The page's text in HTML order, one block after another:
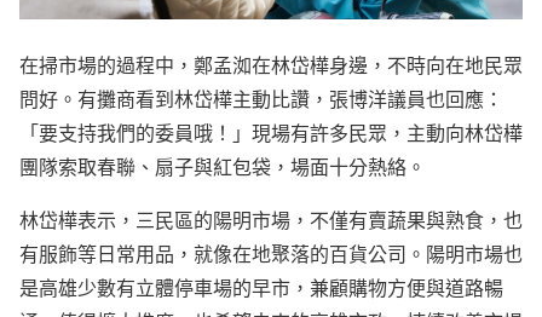
在掃市場的過程中，鄭孟洳在林岱樺身邊，不時向在地民眾
問好。有攤商看到林岱樺主動比讚，張博洋議員也回應：
「要支持我們的委員哦！」現場有許多民眾，主動向林岱樺
團隊索取春聯、扇子與紅包袋，場面十分熱絡。
林岱樺表示，三民區的陽明市場，不僅有賣蔬果與熟食，也
有服飾等日常用品，就像在地聚落的百貨公司。陽明市場也
是高雄少數有立體停車場的早市，兼顧購物方便與道路暢